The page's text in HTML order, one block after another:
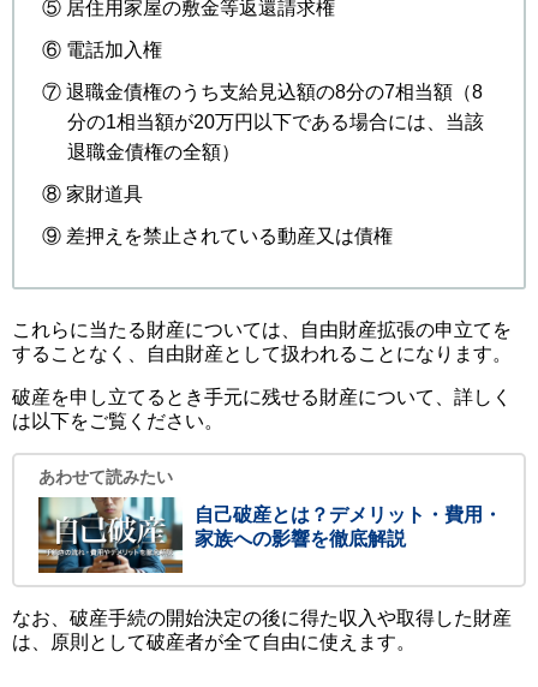
⑤ 居住用家屋の敷金等返還請求権
⑥ 電話加入権
⑦ 退職金債権のうち支給見込額の8分の7相当額（8
分の1相当額が20万円以下である場合には、当該
退職金債権の全額）
⑧ 家財道具
⑨ 差押えを禁止されている動産又は債権
これらに当たる財産については、自由財産拡張の申立てを
することなく、自由財産として扱われることになります。
破産を申し立てるとき手元に残せる財産について、詳しく
は以下をご覧ください。
あわせて読みたい
自己破産とは？デメリット・費用・
家族への影響を徹底解説
なお、破産手続の開始決定の後に得た収入や取得した財産
は、原則として破産者が全て自由に使えます。